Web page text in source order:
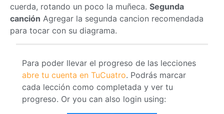
cuerda, rotando un poco la muñeca. Segunda
canción Agregar la segunda cancion recomendada
para tocar con su diagrama.
Para poder llevar el progreso de las lecciones
abre tu cuenta en TuCuatro. Podrás marcar
cada lección como completada y ver tu
progreso. Or you can also login using: